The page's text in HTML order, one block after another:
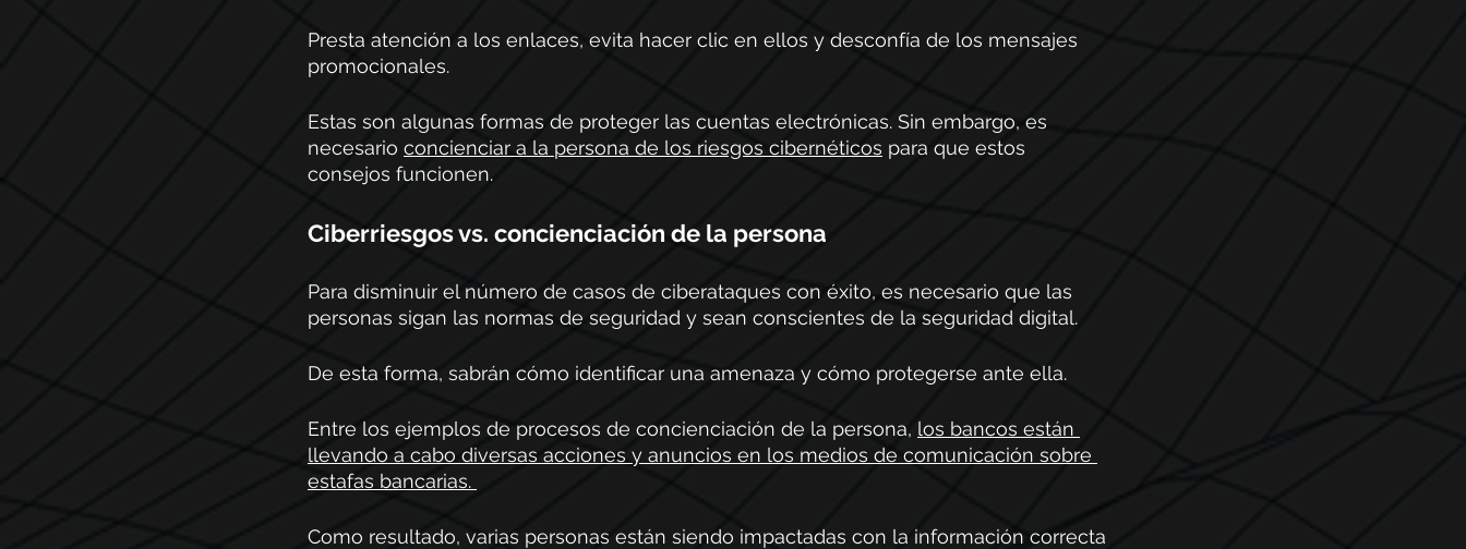
Presta atención a los enlaces, evita hacer clic en ellos y desconfía de los mensajes
promocionales.
Estas son algunas formas de proteger las cuentas electrónicas. Sin embargo, es
necesario concienciar a la persona de los riesgos cibernéticos para que estos
consejos funcionen.
Ciberriesgos vs. concienciación de la persona
Para disminuir el número de casos de ciberataques con éxito, es necesario que las
personas sigan las normas de seguridad y sean conscientes de la seguridad digital.
De esta forma, sabrán cómo identificar una amenaza y cómo protegerse ante ella.
Entre los ejemplos de procesos de concienciación de la persona, los bancos están
llevando a cabo diversas acciones y anuncios en los medios de comunicación sobre
estafas bancarias.
Como resultado, varias personas están siendo impactadas con la información correcta